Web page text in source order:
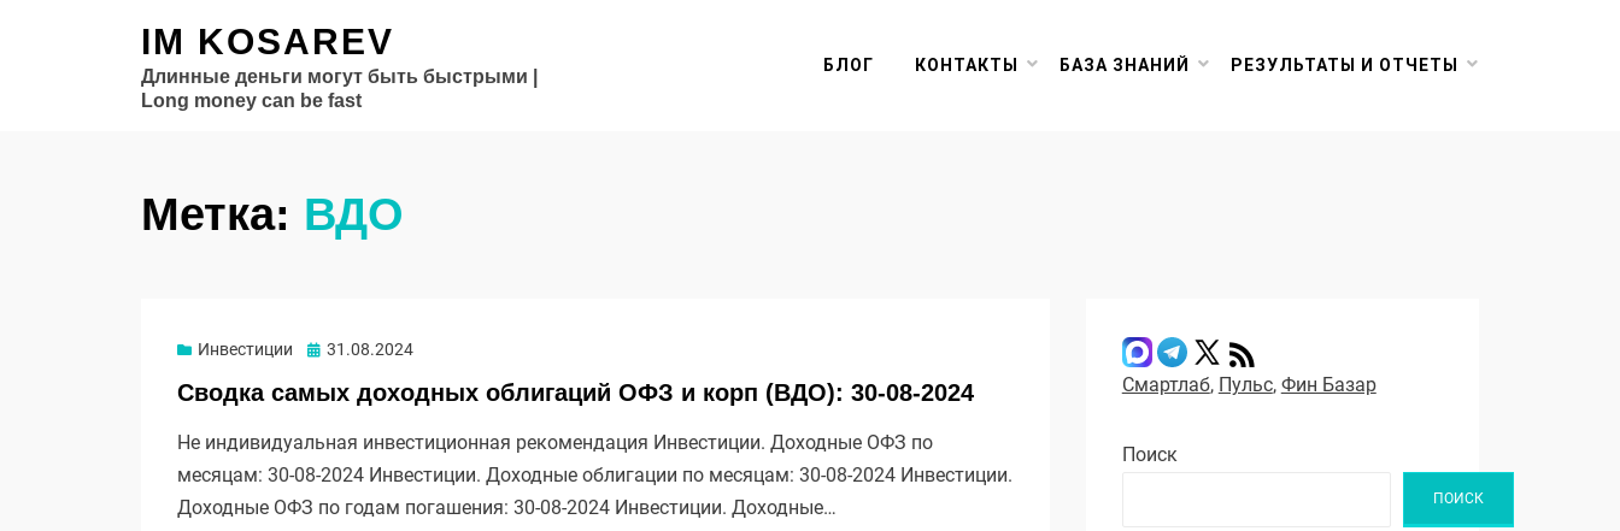
IM KOSAREV
Длинные деньги могут быть быстрыми |
Long money can be fast
БЛОГ КОНТАКТЫ БАЗА ЗНАНИЙ РЕЗУЛЬТАТЫ И ОТЧЕТЫ
Метка: ВДО
Инвестиции Опубликовано
31.08.2024
Сводка самых доходных облигаций ОФЗ и корп (ВДО): 30-08-2024
Не индивидуальная инвестиционная рекомендация Инвестиции. Доходные ОФЗ по
месяцам: 30-08-2024 Инвестиции. Доходные облигации по месяцам: 30-08-2024 Инвестиции.
Доходные ОФЗ по годам погашения: 30-08-2024 Инвестиции. Доходные…
Смартлаб, Пульс, Фин Базар
Поиск
ПОИСК